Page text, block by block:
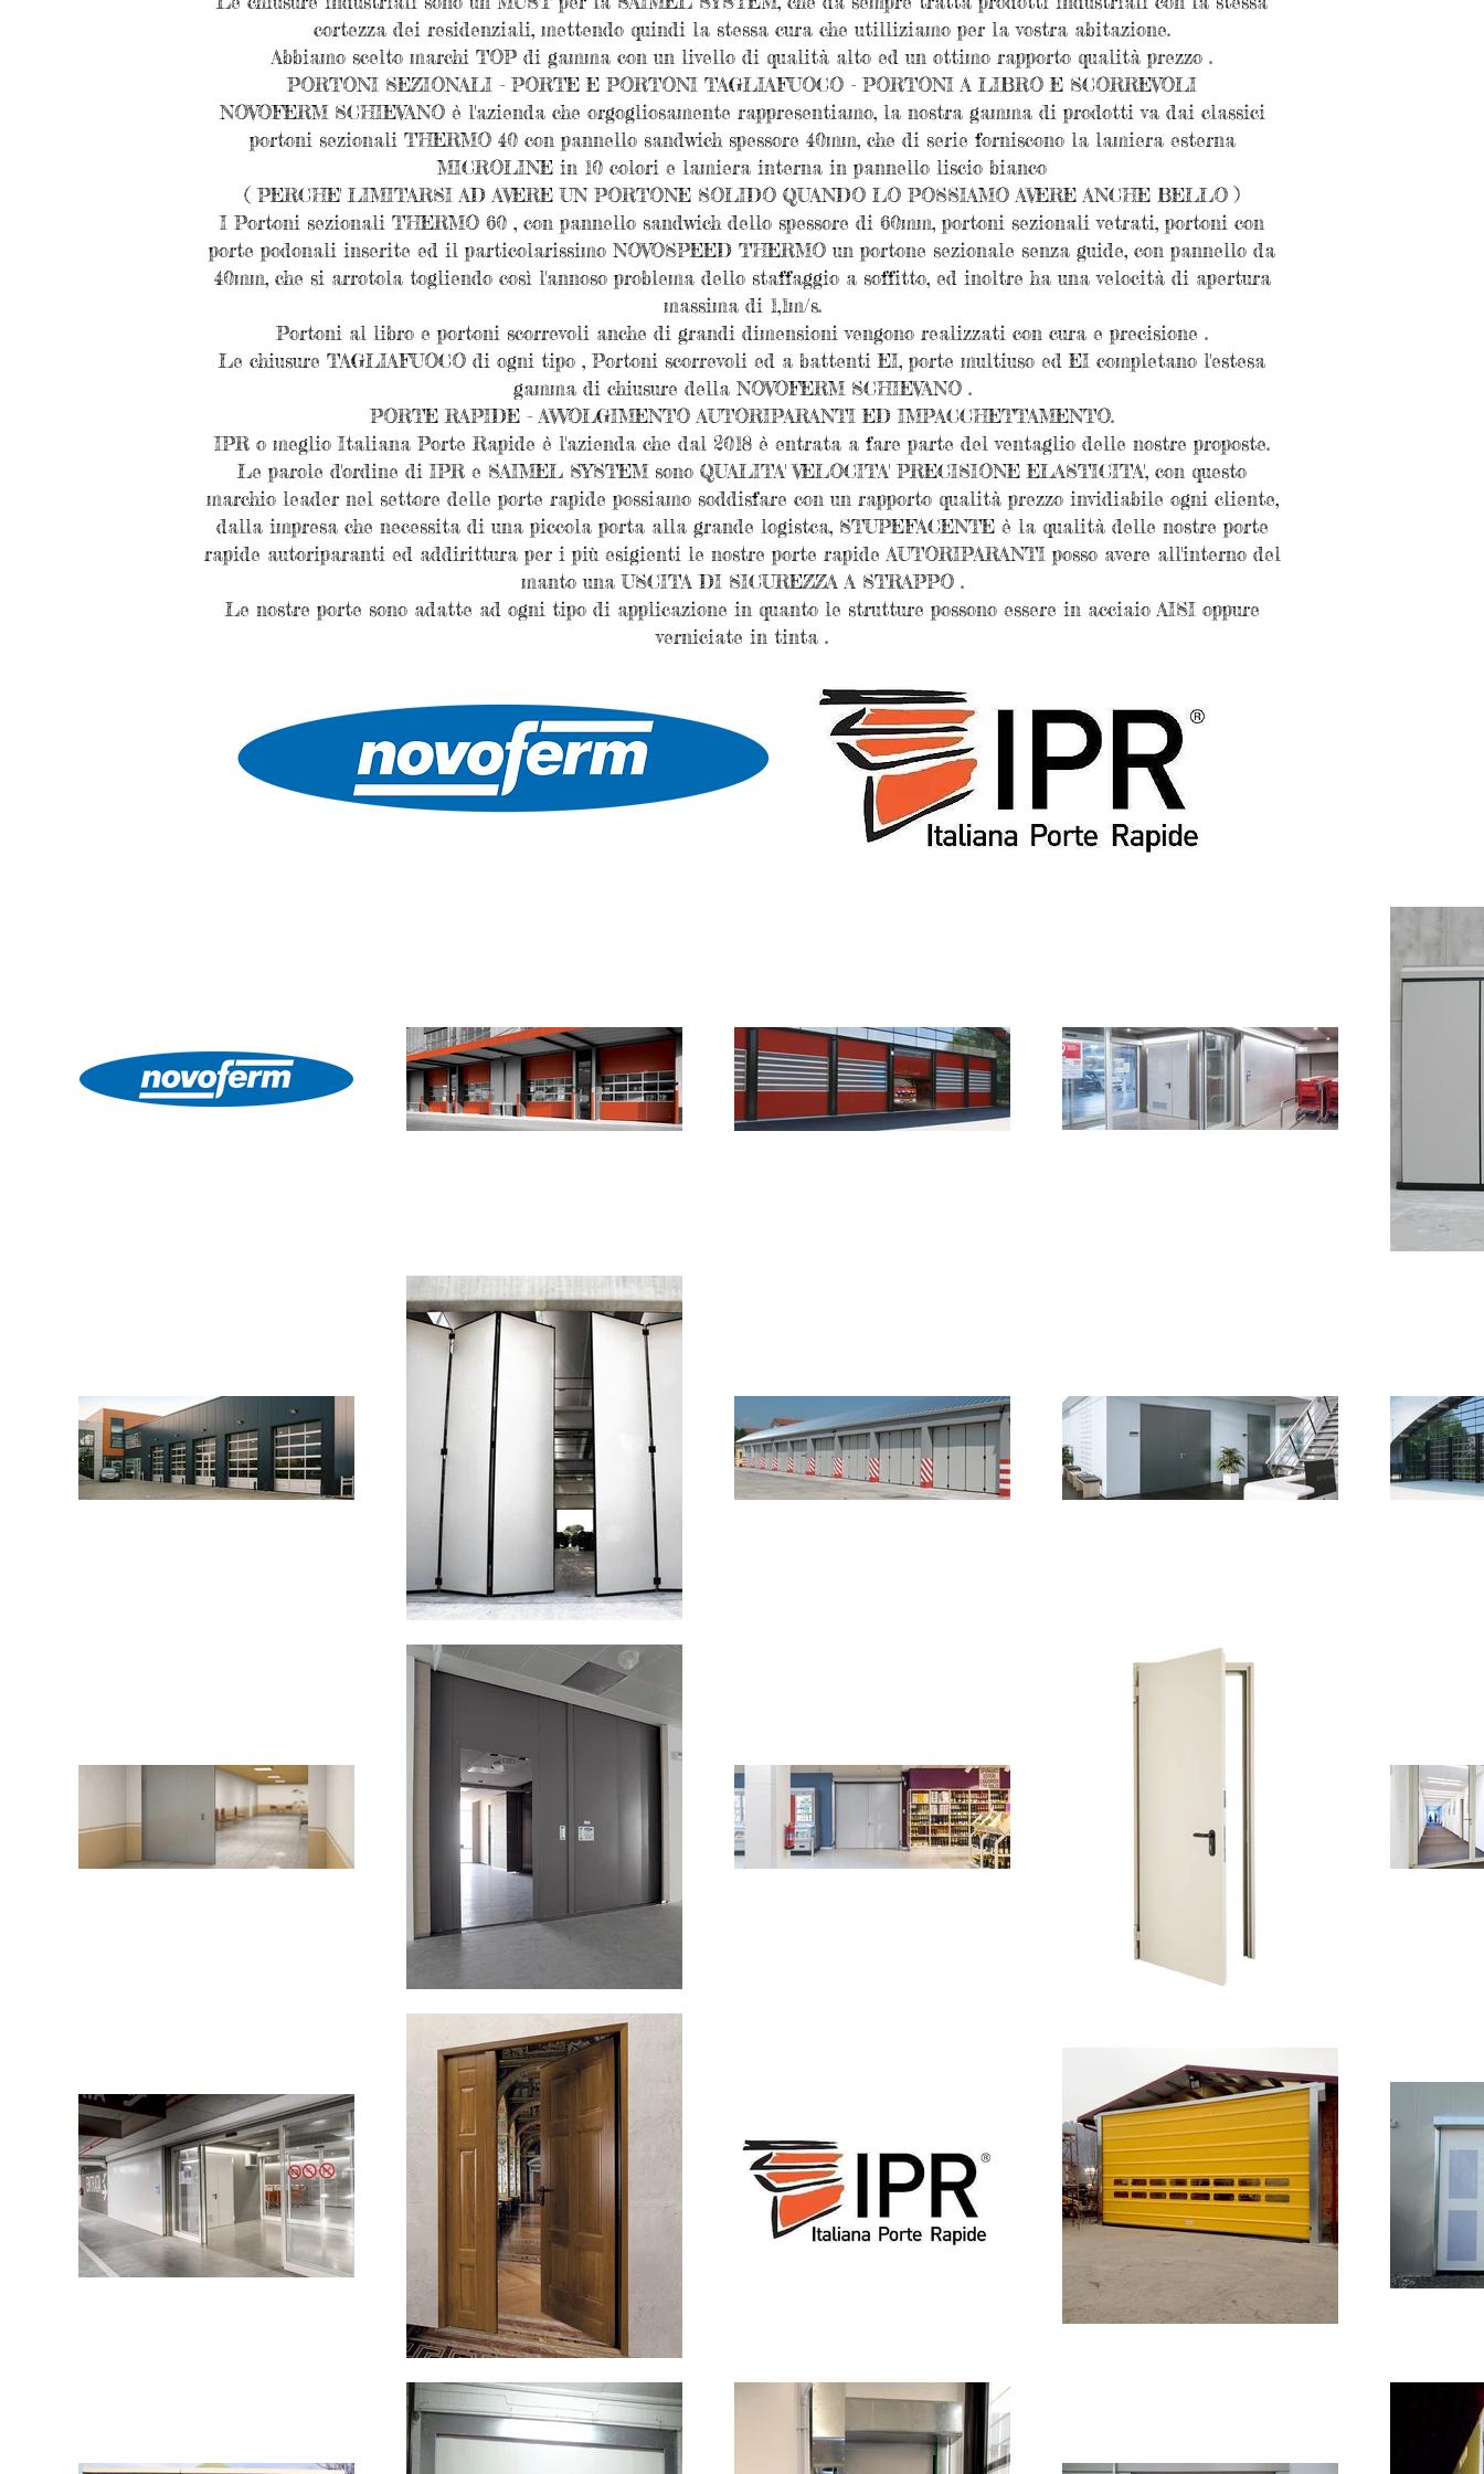
cortezza dei residenziali, mettendo quindi la stessa cura che utilliziamo per la vostra abitazione.
Abbiamo scelto marchi TOP di gamma con un livello di qualità alto ed un ottimo rapporto qualità prezzo .
PORTONI SEZIONALI - PORTE E PORTONI TAGLIAFUOCO - PORTONI A LIBRO E SCORREVOLI
NOVOFERM SCHIEVANO è l'azienda che orgogliosamente rappresentiamo, la nostra gamma di prodotti va dai classici
portoni sezionali THERMO 40 con pannello sandwich spessore 40mm, che di serie forniscono la lamiera esterna
MICROLINE in 10 colori e lamiera interna in pannello liscio bianco
( PERCHE' LIMITARSI AD AVERE UN PORTONE SOLIDO QUANDO LO POSSIAMO AVERE ANCHE BELLO )
I Portoni sezionali THERMO 60 , con pannello sandwich dello spessore di 60mm, portoni sezionali vetrati, portoni con
porte podonali inserite ed il particolarissimo NOVOSPEED THERMO un portone sezionale senza guide, con pannello da
40mm, che si arrotola togliendo così l'annoso problema dello staffaggio a soffitto, ed inoltre ha una velocità di apertura
massima di 1,1m/s.
Portoni al libro e portoni scorrevoli anche di grandi dimensioni vengono realizzati con cura e precisione .
Le chiusure TAGLIAFUOCO di ogni tipo , Portoni scorrevoli ed a battenti EI, porte multiuso ed EI completano l'estesa
gamma di chiusure della NOVOFERM SCHIEVANO .
PORTE RAPIDE - AVVOLGIMENTO AUTORIPARANTI ED IMPACCHETTAMENTO.
IPR o meglio Italiana Porte Rapide è l'azienda che dal 2018 è entrata a fare parte del ventaglio delle nostre proposte.
Le parole d'ordine di IPR e SAIMEL SYSTEM sono QUALITA' VELOCITA' PRECISIONE ELASTICITA', con questo
marchio leader nel settore delle porte rapide possiamo soddisfare con un rapporto qualità prezzo invidiabile ogni cliente,
dalla impresa che necessita di una piccola porta alla grande logistca, STUPEFACENTE è la qualità delle nostre porte
rapide autoriparanti ed addirittura per i più esigienti le nostre porte rapide AUTORIPARANTI posso avere all'interno del
manto una USCITA DI SICUREZZA A STRAPPO .
Le nostre porte sono adatte ad ogni tipo di applicazione in quanto le strutture possono essere in acciaio AISI oppure
verniciate in tinta .